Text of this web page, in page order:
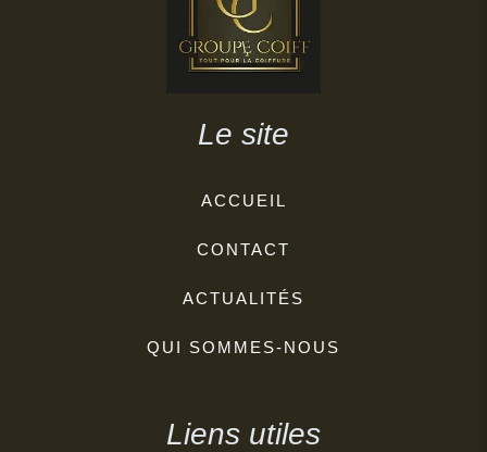
Le site
ACCUEIL
CONTACT
ACTUALITÉS
QUI SOMMES-NOUS
Liens utiles